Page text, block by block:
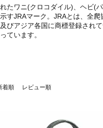
たワニ(クロコダイル)、ヘビ(
すJRAマーク。JRAとは、全
びアジア各国に商標登録され
ています。
着順 レビュー順